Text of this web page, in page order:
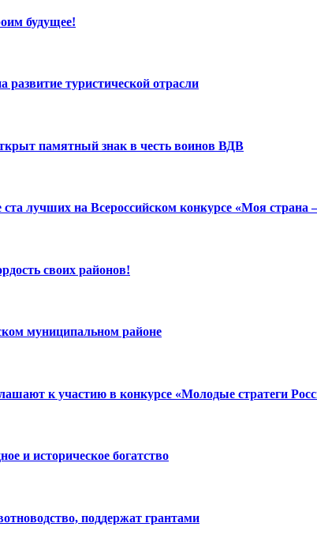
будущее!
развитие туристической отрасли
памятный знак в честь воинов ВДВ
лучших на Всероссийском конкурсе «Моя страна
своих районов!
муниципальном районе
к участию в конкурсе «Молодые стратеги
и историческое богатство
поддержат грантами